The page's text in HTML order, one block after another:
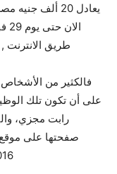
يعادل 20 ألف
طريق الانترنت , عدد
فالكثير من
على أن تكون تلك
رابت مجزي،
صفحتها على
2016 براتب مجزي جدا